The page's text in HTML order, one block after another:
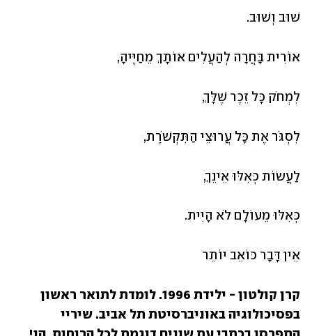
שׁוּב וְשׁוּב.
אוֹרִית בָּחֲרָה לְהַעֲלִים אוֹתָךְ מֵחַיֶּיהָ,
לִמְחֹק כָּל זֵכֶר שֶׁלָּךְ,
לִסְגֹּר אֶת כָּל עֲרוּצֵי הַתִּקְשֹׁרֶת,
לַעֲשׂוֹת כְּאִלּוּ אֵינֵךְ,
כְּאִלּוּ מֵעוֹלָם לֹא הָיִית.
אֵין דָּבָר כּוֹאֵב יוֹתֵר